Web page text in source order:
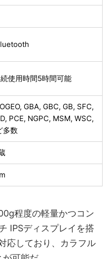
使用時間5時間可能
GBA, GBC, GB, SFC,
PCE, NGPC, MSM, WSC,
多数
程度の軽量かつコン
IPSディスプレイを搭
応しており、カラフル